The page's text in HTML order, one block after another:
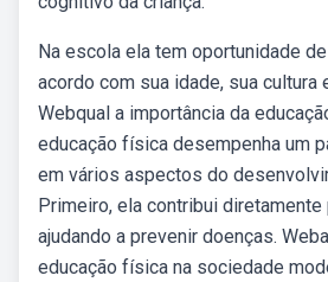
Na escola ela tem oportunidade
acordo com sua idade, sua cultura
Webqual a importância da
educação física desempenha um
em vários aspectos do
Primeiro, ela contribui
ajudando a prevenir doenças.
educação física na sociedade